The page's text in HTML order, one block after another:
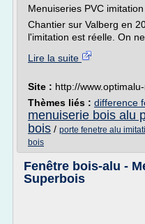
Menuiseries PVC
Chantier sur Valberg en
l'imitation est réelle. On
Lire la suite
Site : http://
Thèmes liés : difference
menuiserie bois alu
bois / porte fenetre alu
bois
Fenêtre bois-alu -
Superbois